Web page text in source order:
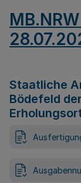
Staatliche
Bödefeld